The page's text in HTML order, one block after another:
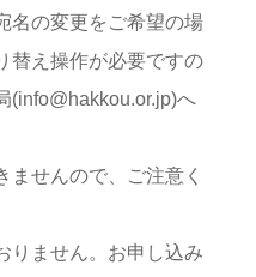
名の変更をご希望の場
替え操作が必要ですの
(info@hakkou.or.jp)へ
せんので、ご注意く
りません。お申し込み